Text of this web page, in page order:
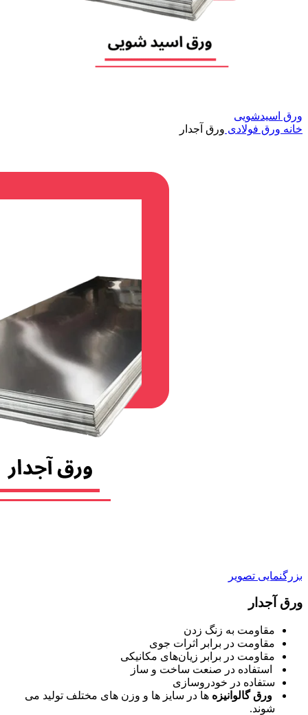
ورق اسیدشویی
خانه ورق فولادی ورق آجدار
بزرگنمایی تصویر
ورق آجدار
مقاومت به زنگ زدن
مقاومت در برابر اثرات جوی
مقاومت در برابر زیان‌های مکانیکی
استفاده در صنعت ساخت و ساز
ستفاده در خودروسازی
ورق گالوانیزه ها در سایز ها و وزن های مختلف تولید می
شوند.